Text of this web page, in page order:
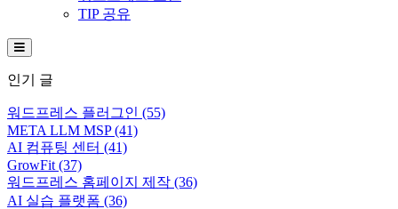
TIP 공유
Hamburger Toggle Menu
인기 글
워드프레스 플러그인 (55)
META LLM MSP(41)
AI 컴퓨팅 센터 (41)
GrowFit (37)
워드프레스 홈페이지 제작 (36)
AI 실습 플랫폼 (36)